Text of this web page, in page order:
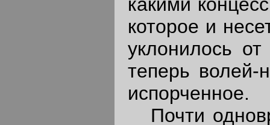
которое и
уклонилось
теперь волей-
испорченное.
Почти